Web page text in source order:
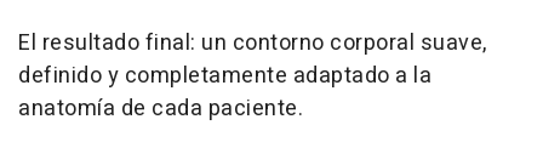
El resultado final: un contorno corporal suave,
definido y completamente adaptado a la
anatomía de cada paciente.